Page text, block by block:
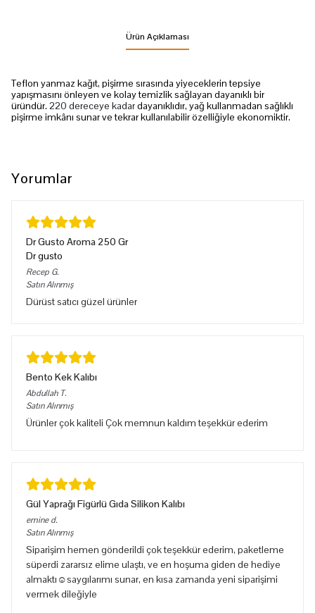
Ürün Açıklaması
Teflon yanmaz kağıt, pişirme sırasında yiyeceklerin tepsiye
yapışmasını önleyen ve kolay temizlik sağlayan dayanıklı bir
üründür. 220 dereceye kadardayanıklıdır, yağ kullanmadan sağlıklı
pişirme imkânı sunar ve tekrar kullanılabilir özelliğiyle ekonomiktir.
Yorumlar
Dr Gusto Aroma 250 Gr
Dr gusto
Recep G.
Satın Alınmış
Dürüst satıcı güzel ürünler
Bento Kek Kalıbı
Abdullah T.
Satın Alınmış
Ürünler çok kaliteli Çok memnun kaldım teşekkür ederim
Gül Yaprağı Figürlü Gıda Silikon Kalıbı
emine d.
Satın Alınmış
Siparişim hemen gönderildi çok teşekkür ederim, paketleme
süperdi zararsız elime ulaştı, ve en hoşuma giden de hediye
almaktı☺️saygılarımı sunar, en kısa zamanda yeni siparişimi
vermek dileğiyle